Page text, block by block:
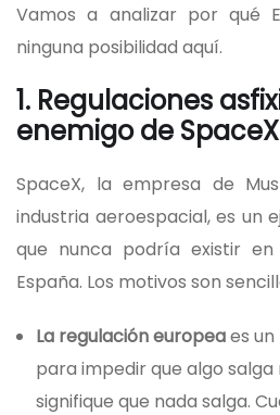
Vamos a analizar por qué
ninguna posibilidad aquí.
1. Regulaciones
enemigo de SpaceX
SpaceX, la empresa de
industria aeroespacial, es un
que nunca podría existir
España. Los motivos son
La regulación europeaes
para impedir que algo salga
signifique que nada salga.